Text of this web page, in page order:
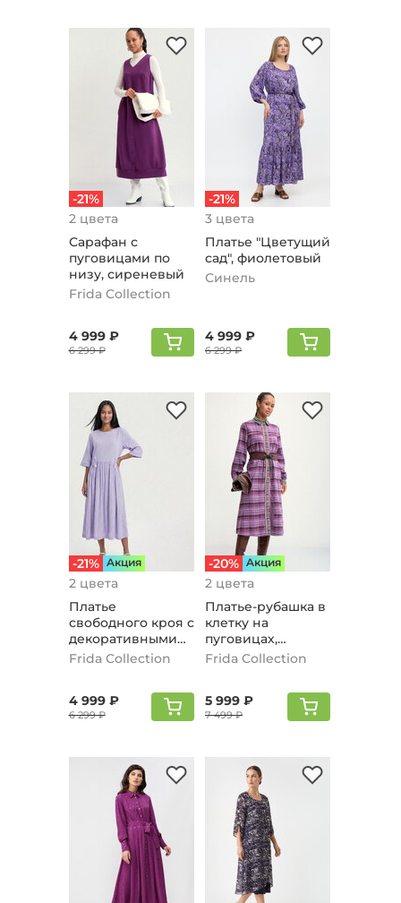
-21%
2 цвета
Сарафан с
пуговицами по
низу, сиреневый
Frida Collection
4 999 ₽
6 299 ₽
-21%
3 цвета
Платье "Цвeтущий
сад", фиолетовый
Синель
4 999 ₽
6 299 ₽
-21% Aкция
2 цвета
Платье
свободного кроя с
декоративными
патами,
Frida Collection
4 999 ₽
6 299 ₽
-20% Aкция
2 цвета
Платье-рубашка в
клетку на
пуговицах,
сиреневый
Frida Collection
5 999 ₽
7 499 ₽